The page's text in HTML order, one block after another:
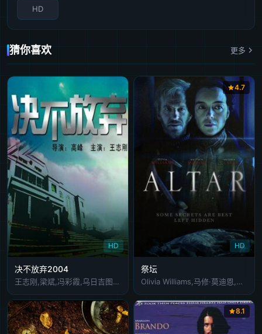
HD
猜你喜欢 更多
HD
决不放弃2004
王志刚,梁斌,冯彩霞,乌日吉图,苏雅拉达赖,贾二娃
HD
4.7
祭坛
Olivia Williams,马修·莫迪恩,Antonia Clarke,Adam Thomas Wright,理查德·迪兰,Howard Lee,Jonathan Jaynes,Rebecca Calder,Steve Oram,David J. Peel
8.1